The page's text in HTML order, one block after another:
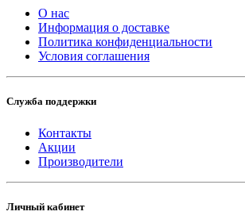
О нас
Информация о доставке
Политика конфиденциальности
Условия соглашения
Служба поддержки
Контакты
Акции
Производители
Личный кабинет